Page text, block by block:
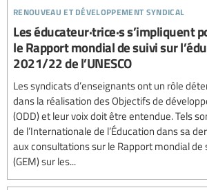
renouveau et développement syndical
Les éducateur·trice·s s’impliquent
le Rapport mondial de suivi sur
2021/22 de l’UNESCO
Les syndicats d’enseignants ont un rôle
dans la réalisation des Objectifs de
(ODD) et leur voix doit être entendue. Tels
de l’Internationale de l’Éducation dans sa
aux consultations sur le Rapport mondial de
(GEM) sur les...